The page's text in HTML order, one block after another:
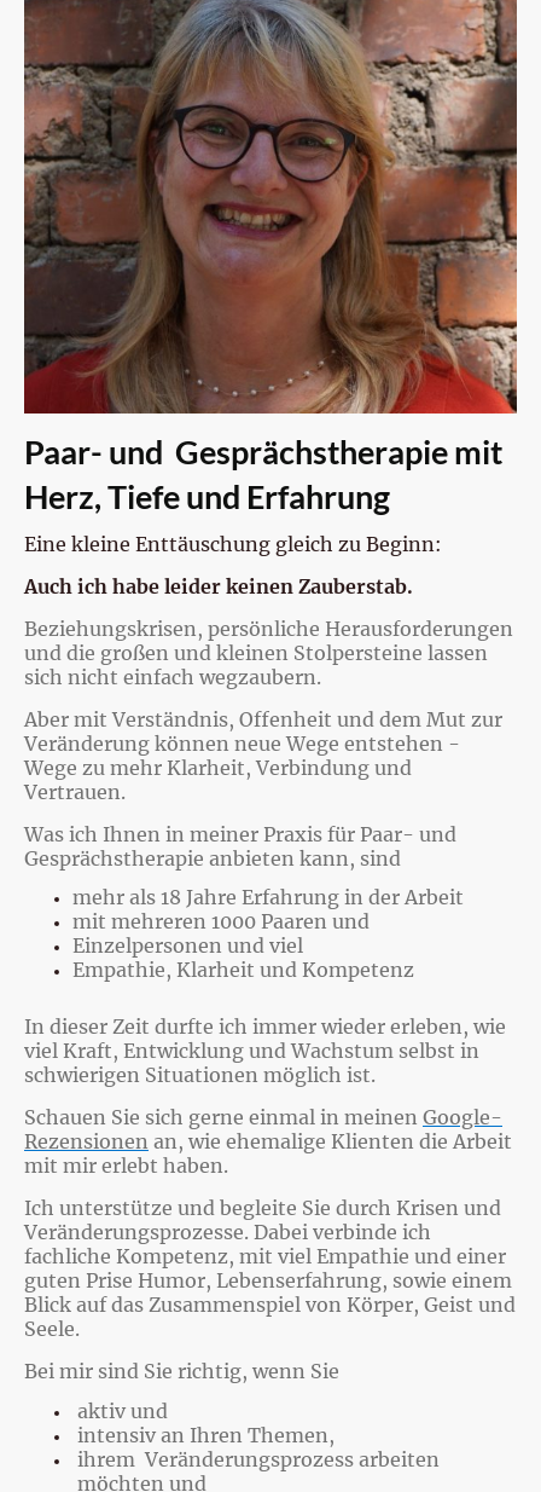
Paar- und Gesprächstherapie mit
Herz, Tiefe und Erfahrung
Eine kleine Enttäuschung gleich zu Beginn:
Auch ich habe leider keinen Zauberstab.
Beziehungskrisen, persönliche Herausforderungen
und die großen und kleinen Stolpersteine lassen
sich nicht einfach wegzaubern.
Aber mit Verständnis, Offenheit und dem Mut zur
Veränderung können neue Wege entstehen -
Wege zu mehr Klarheit, Verbindung und
Vertrauen.
Was ich Ihnen in meiner Praxis für Paar- und
Gesprächstherapie anbieten kann, sind
mehr als 18 Jahre Erfahrung in der Arbeit
mit mehreren 1000 Paaren und
Einzelpersonen und viel
Empathie, Klarheit und Kompetenz
In dieser Zeit durfte ich immer wieder erleben, wie
viel Kraft, Entwicklung und Wachstum selbst in
schwierigen Situationen möglich ist.
Schauen Sie sich gerne einmal in meinen Google-
Rezensionen an, wie ehemalige Klienten die Arbeit
mit mir erlebt haben.
Ich unterstütze und begleite Sie durch Krisen und
Veränderungsprozesse. Dabei verbinde ich
fachliche Kompetenz, mit viel Empathie und einer
guten Prise Humor, Lebenserfahrung, sowie einem
Blick auf das Zusammenspiel von Körper, Geist und
Seele.
Bei mir sind Sie richtig, wenn Sie
aktiv und
intensiv an Ihren Themen,
ihrem Veränderungsprozess arbeiten
möchten und